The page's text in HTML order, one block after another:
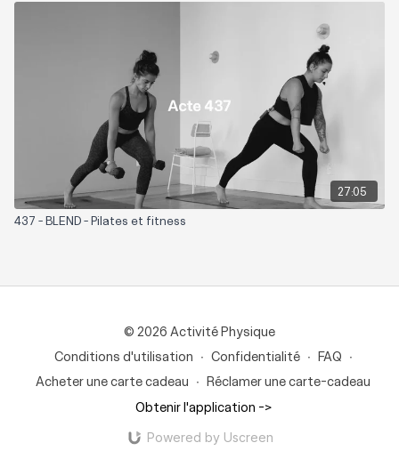
27:05
437 - BLEND - Pilates et fitness
© 2026 Activité Physique
Conditions d'utilisation ∙ Confidentialité ∙ FAQ ∙
Acheter une carte cadeau ∙ Réclamer une carte-cadeau
Obtenir l'application ->
Powered by Uscreen